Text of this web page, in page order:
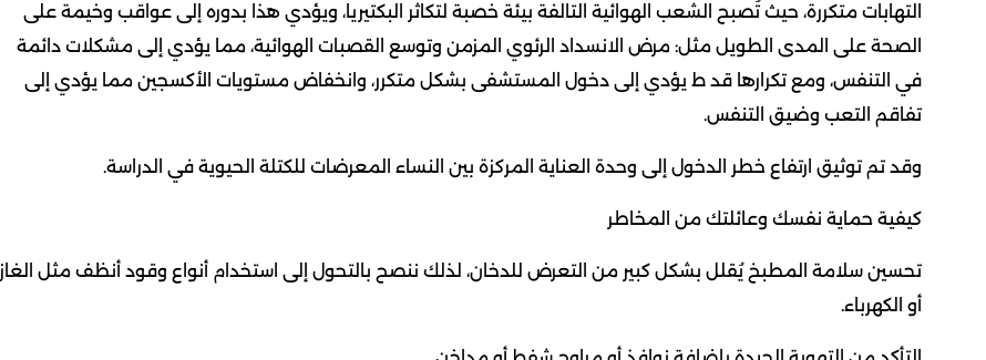
التهابات متكررة، حيث تُصبح الشعب الهوائية التالفة بيئة خصبة لتكاثر البكتيريا، ويؤدي هذا بدوره إلى عواقب وخيمة على
الصحة على المدى الطويل مثل: مرض الانسداد الرئوي المزمن وتوسع القصبات الهوائية، مما يؤدي إلى مشكلات دائمة
في التنفس، ومع تكرارها قد ط يؤدي إلى دخول المستشفى بشكل متكرر، وانخفاض مستويات الأكسجين مما يؤدي إلى
تفاقم التعب وضيق التنفس.
وقد تم توثيق ارتفاع خطر الدخول إلى وحدة العناية المركزة بين النساء المعرضات للكتلة الحيوية في الدراسة.
كيفية حماية نفسك وعائلتك من المخاطر
تحسين سلامة المطبخ يُقلل بشكل كبير من التعرض للدخان، لذلك ننصح بالتحول إلى استخدام أنواع وقود أنظف مثل الغاز
أو الكهرباء.